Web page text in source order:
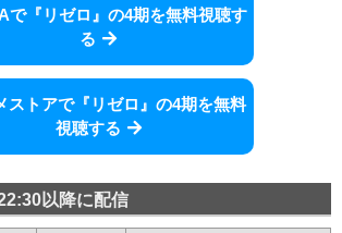
で『リゼロ』の4期を無料視聴す
る
ストアで『リゼロ』の4期を無料
視聴する
以降に配信